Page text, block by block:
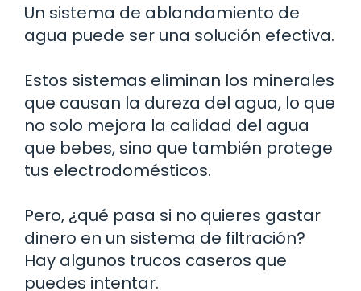
Un sistema de ablandamiento de
agua puede ser una solución efectiva.
Estos sistemas eliminan los minerales
que causan la dureza del agua, lo que
no solo mejora la calidad del agua
que bebes, sino que también protege
tus electrodomésticos.
Pero, ¿qué pasa si no quieres gastar
dinero en un sistema de filtración?
Hay algunos trucos caseros que
puedes intentar.